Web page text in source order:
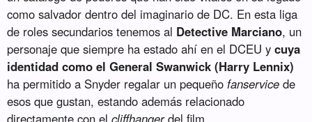
como salvador dentro del imaginario de DC. En esta liga
de roles secundarios tenemos al Detective Marciano, un
personaje que siempre ha estado ahí en el DCEU ycuya
identidad como el General Swanwick (Harry Lennix)
ha permitido a Snyder regalar un pequeño fanservice de
esos que gustan, estando además relacionado
directamente con elcliffhangerdel film.